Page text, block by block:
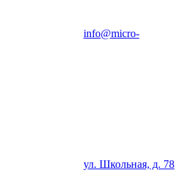
info@micro-
ул. Школьная, д. 78